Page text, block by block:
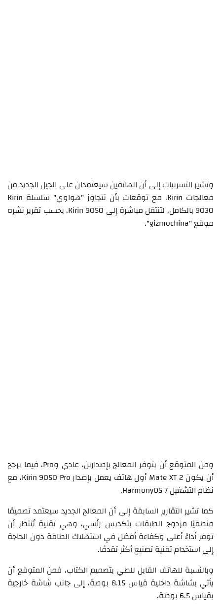
وتشير التسريبات إلى أن الهاتفين سيعتمدان على الجيل الجديد من
معالجات Kirin، مع توقعات بأن تتجاوز "هواوي" سلسلة Kirin
9030 بالكامل، لتنتقل مباشرة إلى Kirin 9050، بحسب تقرير نشره
موقع "gizmochina".
ومن المتوقع أن يتوفر المعالج بإصدارين، عادي وPro، فيما يرجح
أن يكون Mate XT 2 أول هاتف يعمل بإصدار Kirin 9050 Pro، مع
نظام التشغيل HarmonyOS 7.
كما تشير التقارير السابقة إلى أن المعالج الجديد سيعتمد تصميمًا
منطقيًا مزدوج الطبقات بتكديس رأسي، وهي تقنية يُنتظر أن
توفر أداءً أعلى وكفاءة أفضل في استهلاك الطاقة دون الحاجة
إلى استخدام تقنية تصنيع أكثر تقدمًا.
وبالنسبة للهاتف القابل للطي بتصميم الكتاب، فمن المتوقع أن
يأتي بشاشة داخلية قياس 8.15 بوصة، إلى جانب شاشة خارجية
بقياس 6.5 بوصة.